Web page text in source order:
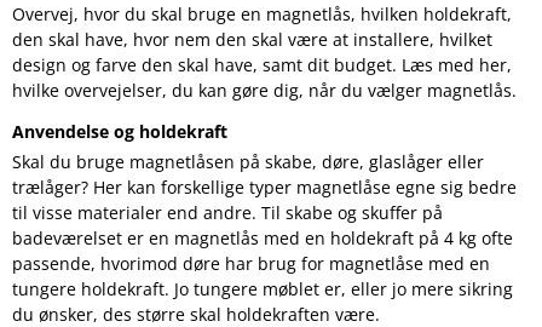
Overvej, hvor du skal bruge en magnetlås, hvilken holdekraft,
den skal have, hvor nem den skal være at installere, hvilket
design og farve den skal have, samt dit budget. Læs med her,
hvilke overvejelser, du kan gøre dig, når du vælger magnetlås.
Anvendelse og holdekraft
Skal du bruge magnetlåsen på skabe, døre, glaslåger eller
trælåger? Her kan forskellige typer magnetlåse egne sig bedre
til visse materialer end andre. Til skabe og skuffer på
badeværelset er en magnetlås med en holdekraft på 4 kg ofte
passende, hvorimod døre har brug for magnetlåse med en
tungere holdekraft. Jo tungere møblet er, eller jo mere sikring
du ønsker, des større skal holdekraften være.